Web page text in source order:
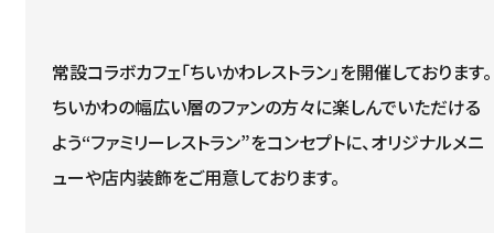
常設コラボカフェ「ちいかわレストラン」を開催しております。
ちいかわの幅広い層のファンの方々に楽しんでいただける
よう“ファミリーレストラン”をコンセプトに、オリジナルメニ
ューや店内装飾をご用意しております。